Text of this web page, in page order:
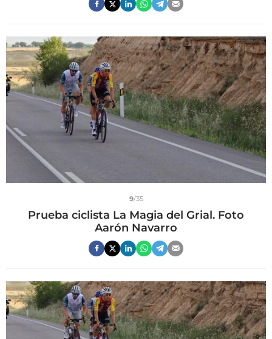
9/35
Prueba ciclista La Magia del Grial. Foto
Aarón Navarro